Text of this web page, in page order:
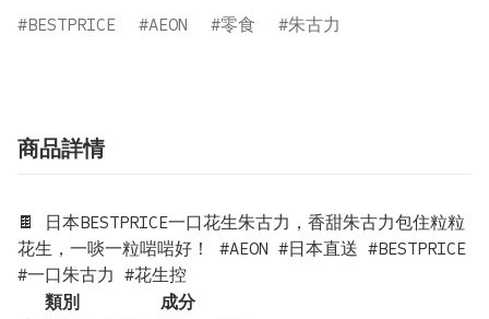
BESTPRICE AEON 零食 朱古力
商品詳情
🍫 日本BESTPRICE一口花生朱古力，香甜朱古力包住粒粒
花生，一啖一粒啱啱好！ #AEON #日本直送 #BESTPRICE
#一口朱古力 #花生控
類別
成分